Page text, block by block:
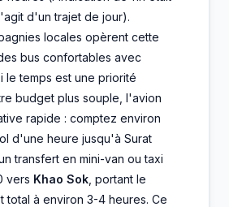
d'un trajet de jour).
locales opèrent cette
bus confortables avec
le temps est une priorité
budget plus souple, l'avion
rapide : comptez environ
d'une heure jusqu'à Surat
transfert en mini-van ou taxi
vers Khao Sok , portant le
total à environ 3-4 heures. Ce